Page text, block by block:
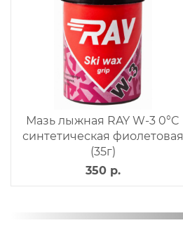
Мазь лыжная RAY W-3 0°C
синтетическая фиолетовая
(35г)
350 р.